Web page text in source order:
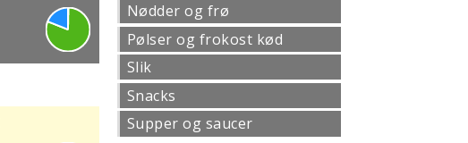
Nødder og frø
Pølser og frokost kød
Slik
Snacks
Supper og saucer